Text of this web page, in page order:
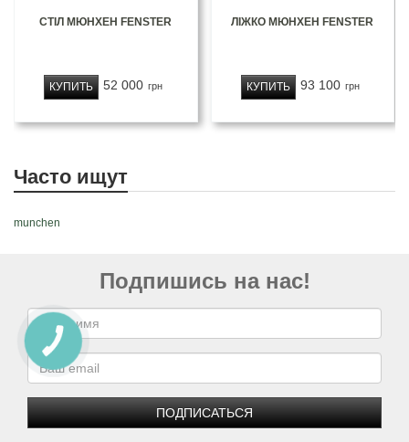
СТІЛ МЮНХЕН FENSTER
52 000 грн
КУПИТЬ
ЛІЖКО МЮНХЕН FENSTER
93 100 грн
КУПИТЬ
Часто ищут
munchen
Подпишись на нас!
ПОДПИСАТЬСЯ